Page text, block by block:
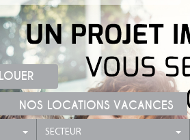
LOUER
NOS LOCATIONS VACANCES
SECTEUR